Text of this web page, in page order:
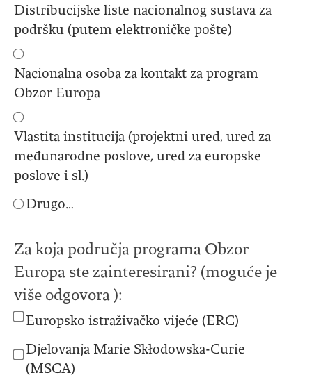
Distribucijske liste nacionalnog sustava za
podršku (putem elektroničke pošte)
Nacionalna osoba za kontakt za program
Obzor Europa
Vlastita institucija (projektni ured, ured za
međunarodne poslove, ured za europske
poslove i sl.)
Drugo…
Za koja područja programa Obzor
Europa ste zainteresirani? (moguće je
više odgovora ):
Europsko istraživačko vijeće (ERC)
Djelovanja Marie Skłodowska-Curie
(MSCA)